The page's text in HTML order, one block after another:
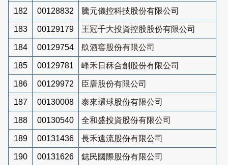
182 00128832 騰元儀控科技股份有限公司
183 00129179 王冠千大投資控股股份有限公司
184 00129754 镹酒窖股份有限公司
185 00129781 峰禾日秝合創股份有限公司
186 00129972 臣唐股份有限公司
187 00130008 泰來環球股份有限公司
188 00130540 全和盛投資股份有限公司
189 00131436 長禾遠流股份有限公司
190 00131626 鋕民國際股份有限公司